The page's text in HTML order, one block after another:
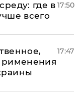
где в
всего
17:50
17:47